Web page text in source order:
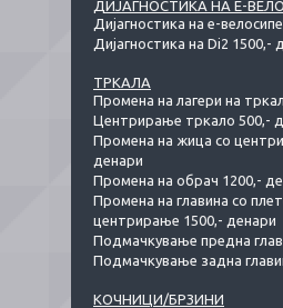
ДИЈАГНОСТИКА НА Е-
Дијагностика на е-
Дијагностика на Di2 1500,-
ТРКАЛА
Промена на лагери на
Центрирање тркало 500,-
Промена на жица со
денари
Промена на обрач 1200,-
Промена на главина со
центрирање 1500,- денари
Подмачкување предна
Подмачкување задна
КОЧНИЦИ/БРЗИНИ